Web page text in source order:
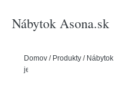
Nábytok Asona.sk
Domov / Produkty / Nábytok
jedálenské stoličky